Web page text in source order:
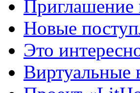
Приглашение
Новые
Это
Виртуальные